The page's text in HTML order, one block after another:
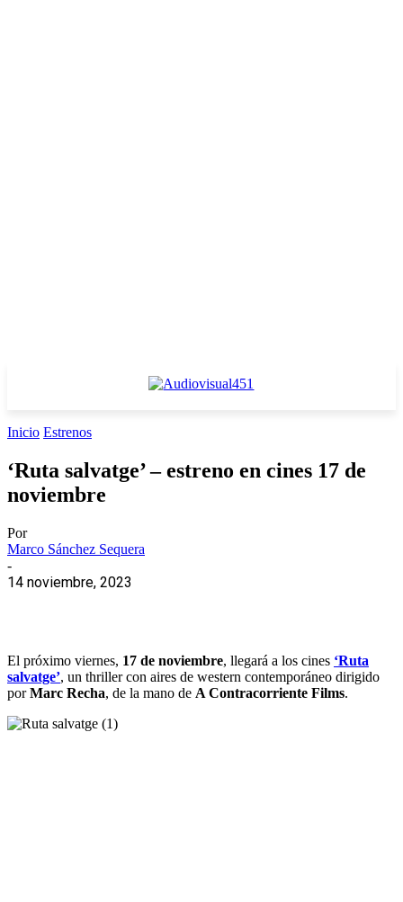
Inicio Estrenos
‘Ruta salvatge’ – estreno en cines 17 de
noviembre
Por
Marco Sánchez Sequera
-
14 noviembre, 2023
El próximo viernes, 17 de noviembre, llegará a los cines ‘Ruta
salvatge’, un thriller con aires de western contemporáneo dirigido
porMarc Recha, de la mano de A Contracorriente Films.